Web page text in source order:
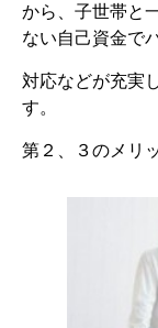
から、子世帯と
ない自己資金で
対応などが充実
す。
第２、３のメリ